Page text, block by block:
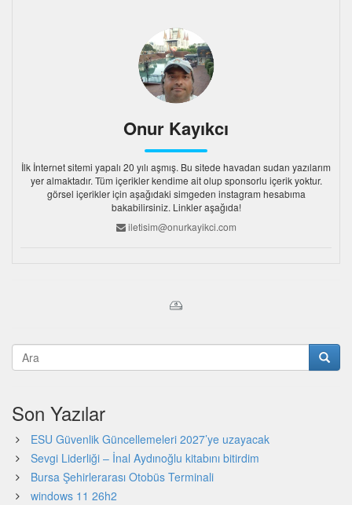
Onur Kayıkcı
İlk İnternet sitemi yapalı 20 yılı aşmış. Bu sitede havadan sudan yazılarım
yer almaktadır. Tüm içerikler kendime ait olup sponsorlu içerik yoktur.
görsel içerikler için aşağıdaki simgeden instagram hesabıma
bakabilirsiniz. Linkler aşağıda!
iletisim@onurkayikci.com
Son Yazılar
ESU Güvenlik Güncellemeleri 2027’ye uzayacak
Sevgi Liderliği – İnal Aydınoğlu kitabını bitirdim
Bursa Şehirlerarası Otobüs Terminali
windows 11 26h2